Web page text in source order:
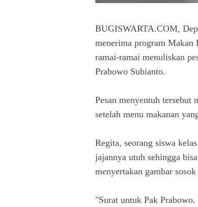
BUGISWARTA.COM,
menerima program
ramai-ramai menuliskan
Prabowo Subianto.
Pesan menyentuh
setelah menu makanan
Regita, seorang siswa
jajannya utuh sehingga
menyertakan gambar
"Surat untuk Pak